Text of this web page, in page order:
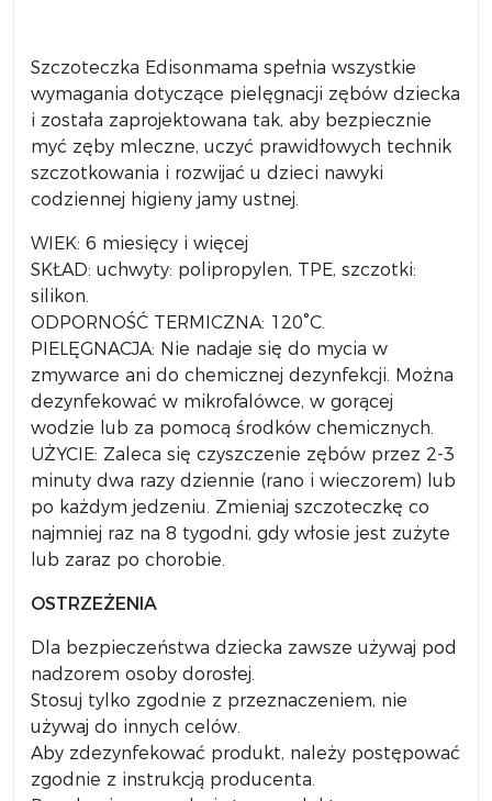
Szczoteczka Edisonmama spełnia wszystkie
wymagania dotyczące pielęgnacji zębów dziecka
i została zaprojektowana tak, aby bezpiecznie
myć zęby mleczne, uczyć prawidłowych technik
szczotkowania i rozwijać u dzieci nawyki
codziennej higieny jamy ustnej.
WIEK: 6 miesięcy i więcej
SKŁAD: uchwyty: polipropylen, TPE, szczotki:
silikon.
ODPORNOŚĆ TERMICZNA: 120°C.
PIELĘGNACJA: Nie nadaje się do mycia w
zmywarce ani do chemicznej dezynfekcji. Można
dezynfekować w mikrofalówce, w gorącej
wodzie lub za pomocą środków chemicznych.
UŻYCIE: Zaleca się czyszczenie zębów przez 2-3
minuty dwa razy dziennie (rano i wieczorem) lub
po każdym jedzeniu. Zmieniaj szczoteczkę co
najmniej raz na 8 tygodni, gdy włosie jest zużyte
lub zaraz po chorobie.
OSTRZEŻENIA
Dla bezpieczeństwa dziecka zawsze używaj pod
nadzorem osoby dorosłej.
Stosuj tylko zgodnie z przeznaczeniem, nie
używaj do innych celów.
Aby zdezynfekować produkt, należy postępować
zgodnie z instrukcją producenta.